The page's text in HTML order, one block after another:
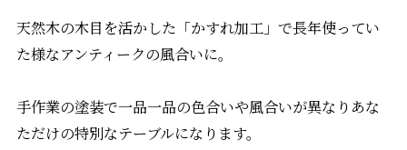
天然木の木目を活かした「かすれ加工」で長年使ってい
た様なアンティークの風合いに。
手作業の塗装で一品一品の色合いや風合いが異なりあな
ただけの特別なテーブルになります。